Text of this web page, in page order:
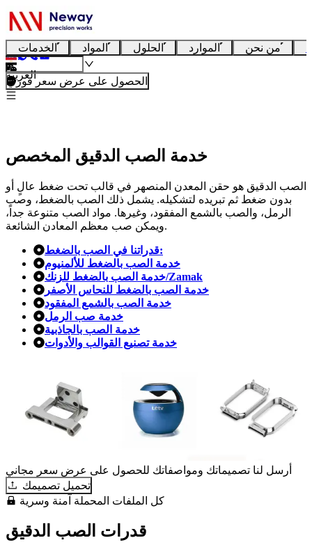
الخدمات المواد الحلول الموارد من نحن
العربية
الحصول على عرض سعر فوري
خدمة الصب الدقيق المخصص
الصب الدقيق هو حقن المعدن المنصهر في قالب تحت ضغط عالٍ أو
بدون ضغط ثم تبريده لتشكيله. يشمل ذلك الصب بالضغط، وصب
الرمل، والصب بالشمع المفقود، وغيرها. مواد الصب متنوعة جداً،
ويمكن صب معظم المعادن الشائعة.
قدراتنا في الصب بالضغط:
خدمة الصب بالضغط للألمنيوم
خدمة الصب بالضغط للزنك/Zamak
خدمة الصب بالضغط للنحاس الأصفر
خدمة الصب بالشمع المفقود
خدمة صب الرمل
خدمة الصب بالجاذبية
خدمة تصنيع القوالب والأدوات
أرسل لنا تصميماتك ومواصفاتك للحصول على عرض سعر مجاني
تحميل تصميمك
كل الملفات المحملة آمنة وسرية
قدرات الصب الدقيق